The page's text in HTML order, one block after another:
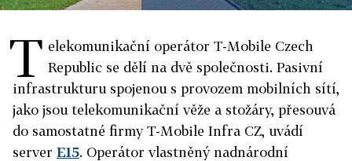
T elekomunikační operátor T-Mobile Czech
Republic se dělí na dvě společnosti. Pasivní
infrastrukturu spojenou s provozem mobilních sítí,
jako jsou telekomunikační věže a stožáry, přesouvá
do samostatné firmy T-Mobile Infra CZ, uvádí
server E15. Operátor vlastněný nadnárodní